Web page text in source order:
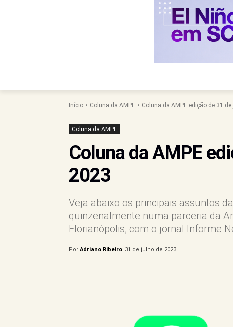
Início Coluna da AMPE Coluna da AMPE edição de 31
Coluna da AMPE
Coluna da AMPE
2023
Veja abaixo os principais assuntos
quinzenalmente numa parceria da
Florianópolis, com o jornal Informe
Por Adriano Ribeiro 31 de julho de 2023